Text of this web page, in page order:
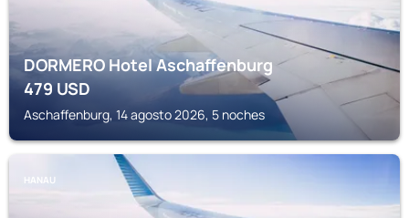
DORMERO Hotel Aschaffenburg
479USD
Aschaffenburg, 14 agosto 2026, 5 noches
HANAU